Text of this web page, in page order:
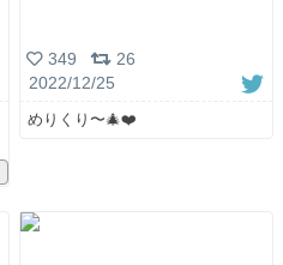
349
26
2022/12/25
めりくり〜🎄❤️